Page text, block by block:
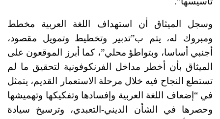
وسجل الميثاق أن استهداف اللغة العربية مخطط
ومبروك له، يتم ب”تدبير وتخطيط وتمويل مقصود،
أجنبي أساسا، وبتواطؤ محلي”، كما أبرز الموقعون على
الميثاق بأن أخطر مداخل الفرنكوفونية لتحقيق ما لم
تستطع النجاح فيه خلال مرحلة الاستعمار القديم، يتمثل
في “إضعاف اللغة العربية وإفسادها وتفكيكها وتهميشها
وحصرها في الشأن الديني-التعبدي، وترسيخ سيادة